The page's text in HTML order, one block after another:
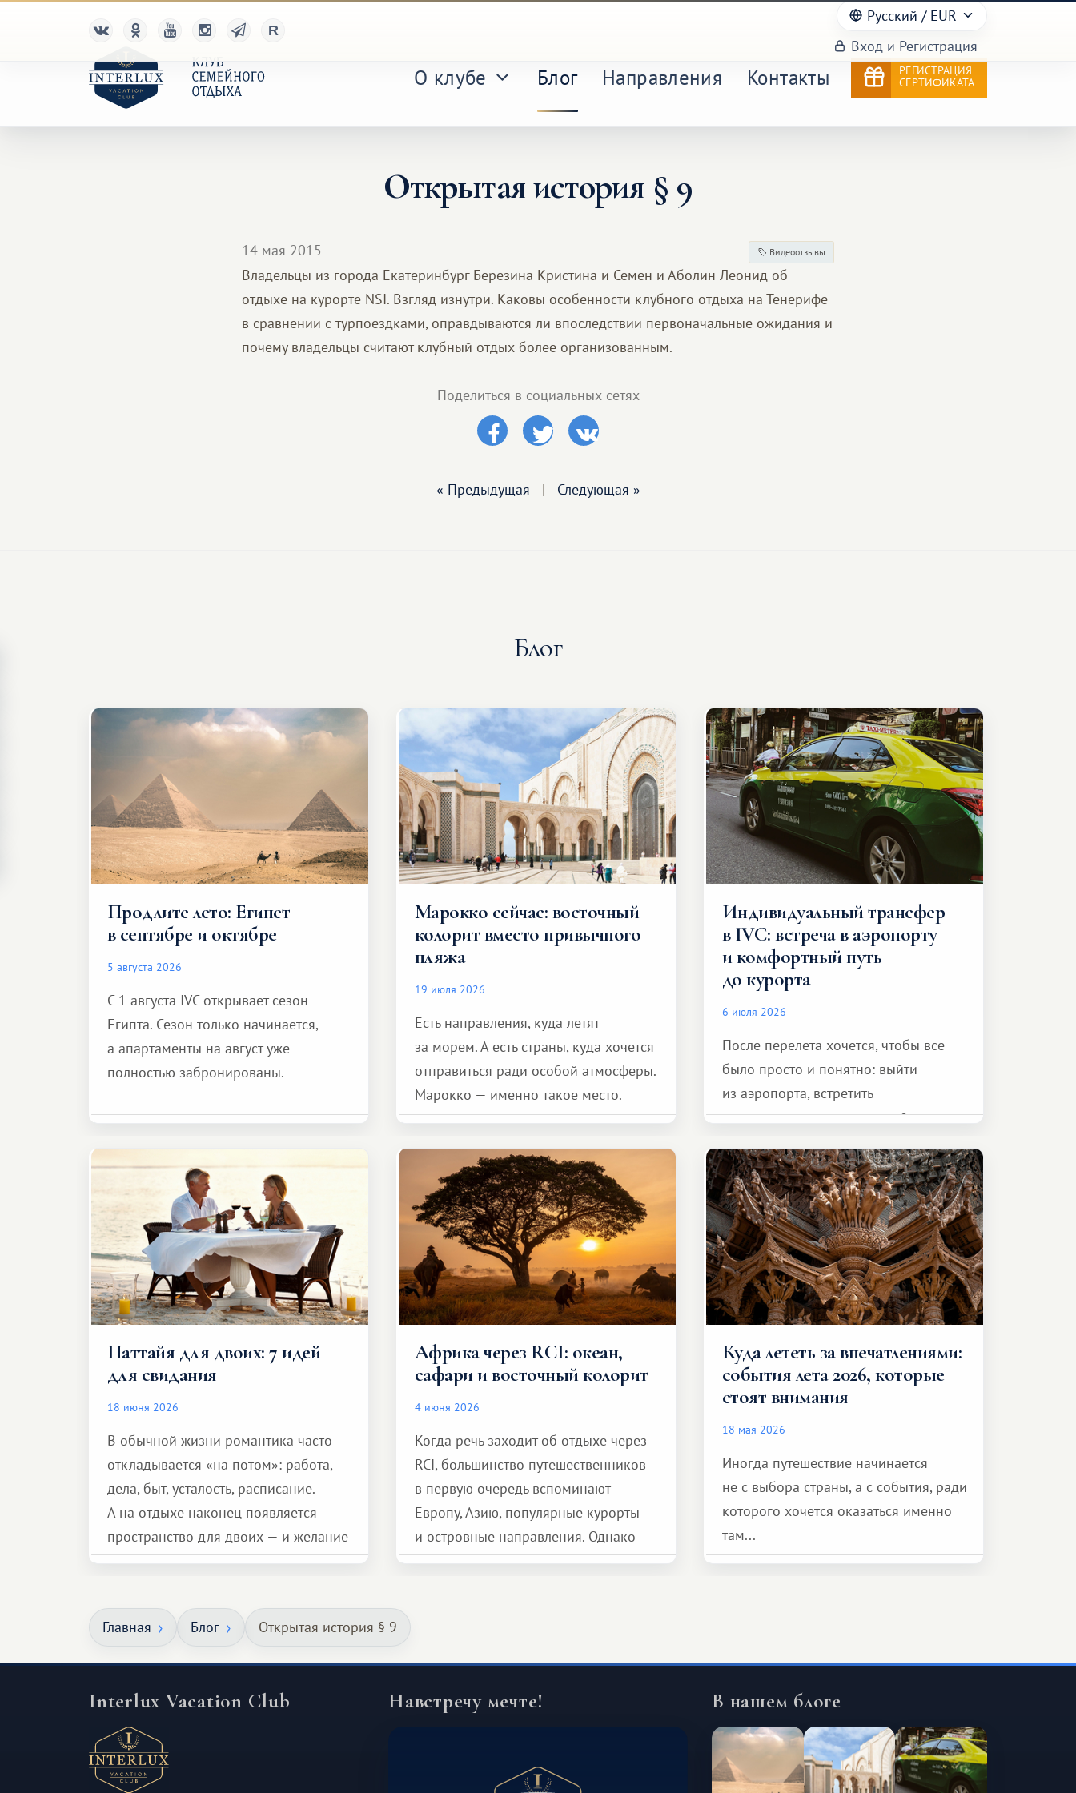
Русский / EUR
Вход и Регистрация
О клубе Блог Направления Контакты
РЕГИСТРАЦИЯ
СЕРТИФИКАТА
Открытая история § 9
14 мая 2015 Видеоотзывы
Владельцы из города Екатеринбург Березина Кристина и Семен и Аболин Леонид об
отдыхе на курорте NSI. Взгляд изнутри. Каковы особенности клубного отдыха на Тенерифе
в сравнении с турпоездками, оправдываются ли впоследствии первоначальные ожидания и
почему владельцы считают клубный отдых более организованным.
Поделиться в социальных сетях
« Предыдущая | Следующая »
Блог
Продлите лето: Египет
в сентябре и октябре
5 августа 2026
С 1 августа IVC открывает сезон
Египта. Сезон только начинается,
а апартаменты на август уже
полностью забронированы.
Марокко сейчас: восточный
колорит вместо привычного
пляжа
19 июля 2026
Есть направления, куда летят
за морем. А есть страны, куда хочется
отправиться ради особой атмосферы.
Марокко — именно такое место.
Индивидуальный трансфер
в IVC: встреча в аэропорту
и комфортный путь
до курорта
6 июля 2026
После перелета хочется, чтобы все
было просто и понятно: выйти
из аэропорта, встретить
представителя транспортной
и спокойно доехать до курорта.
Паттайя для двоих: 7 идей
для свидания
18 июня 2026
В обычной жизни романтика часто
откладывается «на потом»: работа,
дела, быт, усталость, расписание.
А на отдыхе наконец появляется
пространство для двоих — и желание
сделать для близкого человека что-то
масштабное, но тёплое
и запоминающееся :)
Африка через RCI: океан,
сафари и восточный колорит
4 июня 2026
Когда речь заходит об отдыхе через
RCI, большинство путешественников
в первую очередь вспоминают
Европу, Азию, популярные курорты
и островные направления. Однако
возможности обменной системы
Куда лететь за впечатлениями:
события лета 2026, которые
стоят внимания
18 мая 2026
Иногда путешествие начинается
не с выбора страны, а с события, ради
которого хочется оказаться именно
там...
Главная Блог Открытая история § 9
Interlux Vacation Club Навстречу мечте! В нашем блоге